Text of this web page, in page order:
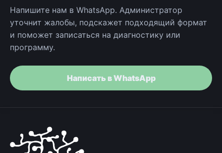
Напишите нам в WhatsApp. Администратор
уточнит жалобы, подскажет подходящий формат
и поможет записаться на диагностику или
программу.
Написать в WhatsApp